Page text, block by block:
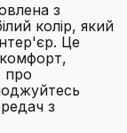
з
колір, який
Це
комфорт,
про
з